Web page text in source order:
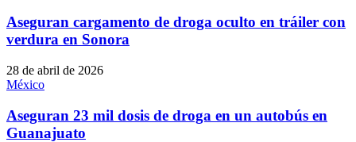
Aseguran cargamento de droga oculto en tráiler con
verdura en Sonora
28 de abril de 2026
México
Aseguran 23 mil dosis de droga en un autobús en
Guanajuato